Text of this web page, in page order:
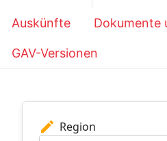
Auskünfte Dokumente
GAV-Versionen
edit Region